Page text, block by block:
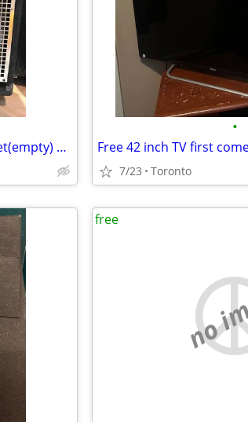
Old music gig gear- speaker cabinet(empty) and pair of tall speakers
•
Free 42 inch TV first
7/23 Toronto
no
free